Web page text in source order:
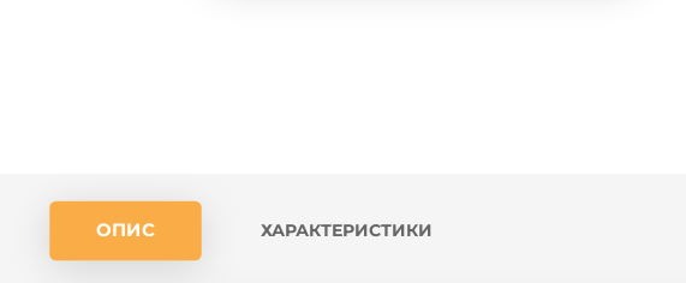
ОПИС ХАРАКТЕРИСТИКИ